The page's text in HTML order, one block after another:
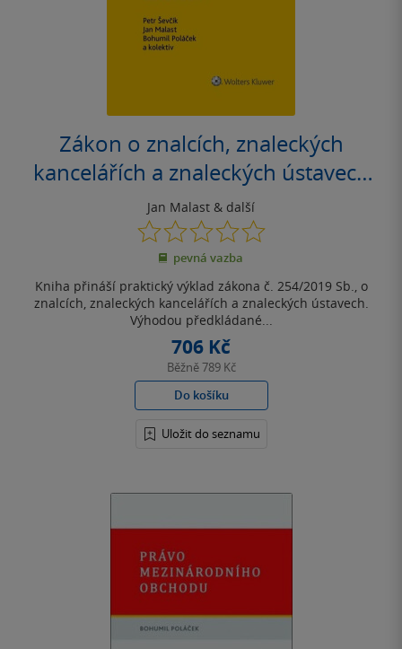
Zákon o znalcích, znaleckých
kancelářích a znaleckých ústavech
Praktický koment.
Jan Malast & další
0.0
z
5
pevná vazba
Kniha přináší praktický výklad zákona č. 254/2019 Sb., o
znalcích, znaleckých kancelářích a znaleckých ústavech.
Výhodou předkládané...
706 Kč
Běžně789 Kč
Do košíku
Uložit do seznamu